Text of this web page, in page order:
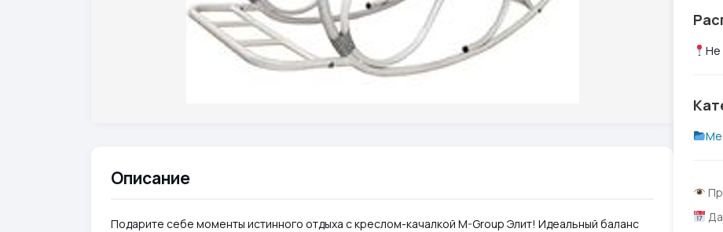
Описание
Подарите себе моменты истинного отдыха с креслом-качалкой M-Group Элит! Идеальный баланс
Не